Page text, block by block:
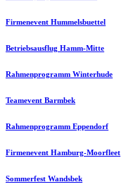
Firmenevent Hummelsbuettel
Betriebsausflug Hamm-Mitte
Rahmenprogramm Winterhude
Teamevent Barmbek
Rahmenprogramm Eppendorf
Firmenevent Hamburg-Moorfleet
Sommerfest Wandsbek